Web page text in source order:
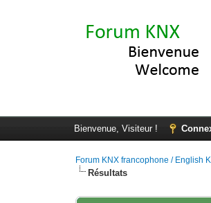
Bienvenue, Visiteur !
Forum KNX francophone / English
Résultats